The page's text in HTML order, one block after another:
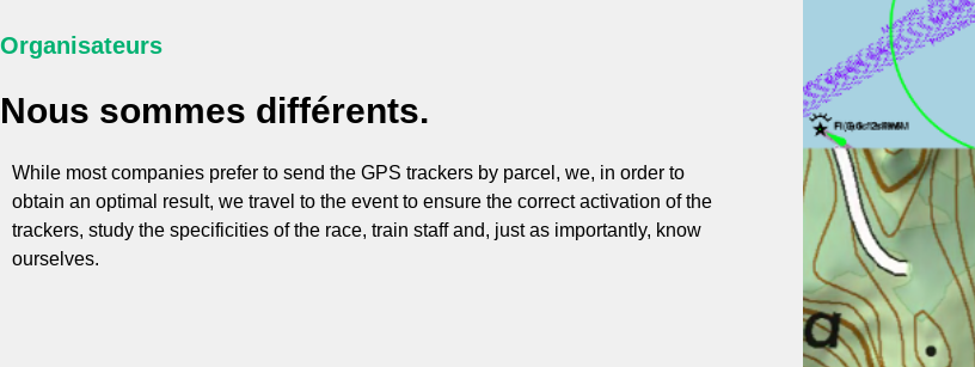
Organisateurs
Nous sommes différents.
While most companies prefer to send the GPS trackers by parcel, we, in order to
obtain an optimal result, we travel to the event to ensure the correct activation of the
trackers, study the specificities of the race, train staff and, just as importantly, know
ourselves.